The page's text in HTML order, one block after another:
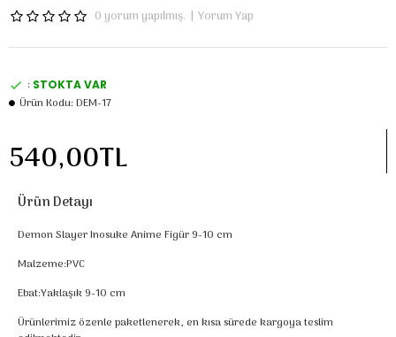
0 yorum yapılmış. | Yorum Yap
540,00TL
: STOKTA VAR
Ürün Kodu:DEM-17
Ürün Detayı
Demon Slayer Inosuke Anime Figür 9-10 cm
Malzeme:PVC
Ebat:Yaklaşık 9-10 cm
Ürünlerimiz özenle paketlenerek, en kısa sürede kargoya teslim